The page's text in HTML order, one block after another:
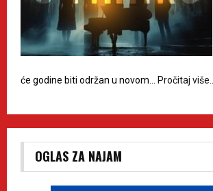
će godine biti održan u novom…
Pročitaj više…
OGLAS ZA NAJAM